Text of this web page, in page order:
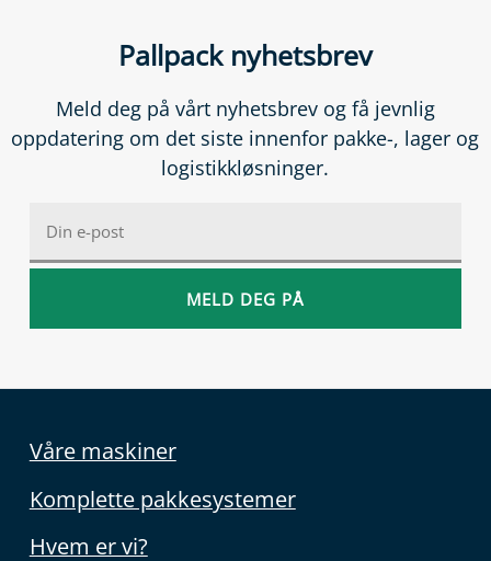
Pallpack nyhetsbrev
Meld deg på vårt nyhetsbrev og få jevnlig
oppdatering om det siste innenfor pakke-, lager og
logistikkløsninger.
Våre maskiner
Komplette pakkesystemer
Hvem er vi?